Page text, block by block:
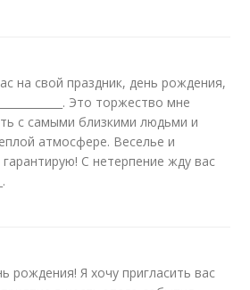
на свой праздник, день рождения,
Это торжество мне
с самыми близкими людьми и
атмосфере. Веселье и
С нетерпение жду вас
рождения! Я хочу пригласить вас